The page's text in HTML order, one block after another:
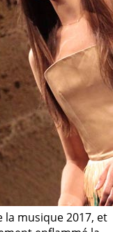
musique 2017, et